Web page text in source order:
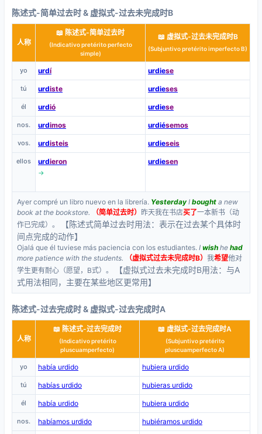
陈述式-简单过去时 & 虚拟式-过去未完成时B
人称
📖 陈述式-简单过去时
(Indicativo pretérito perfecto
simple)
📖 虚拟式-过去未完成时B
(Subjuntivo pretérito imperfecto B)
yo urdí urdiese
tú urdiste urdieses
él urdió urdiese
nos. urdimos urdiésemos
vos. urdisteis urdieseis
ellos urdieron
→
urdiesen
Ayer compré un libro nuevo en la librería. YesterdayI bought a new
book at the bookstore.
（简单过去时） 昨天我在书店买了一本新书（动
作已完成）。
【陈述式简单过去时用法：表示在过去某个具体时
间点完成的动作】
Ojalá que él tuviese más paciencia con los estudiantes. I wish he had
more patience with the students.
（虚拟式过去未完成时B） 我希望他对
学生更有耐心（愿望，B式）。
【虚拟式过去未完成时B用法：与A
式用法相同，主要在某些地区更常用】
陈述式-过去完成时 & 虚拟式-过去完成时A
人称
📖 陈述式-过去完成时
(Indicativo pretérito
pluscuamperfecto)
📖 虚拟式-过去完成时A
(Subjuntivo pretérito
pluscuamperfecto A)
yo había urdido hubiera urdido
tú habías urdido hubieras urdido
él había urdido hubiera urdido
nos. habíamos urdido hubiéramos urdido